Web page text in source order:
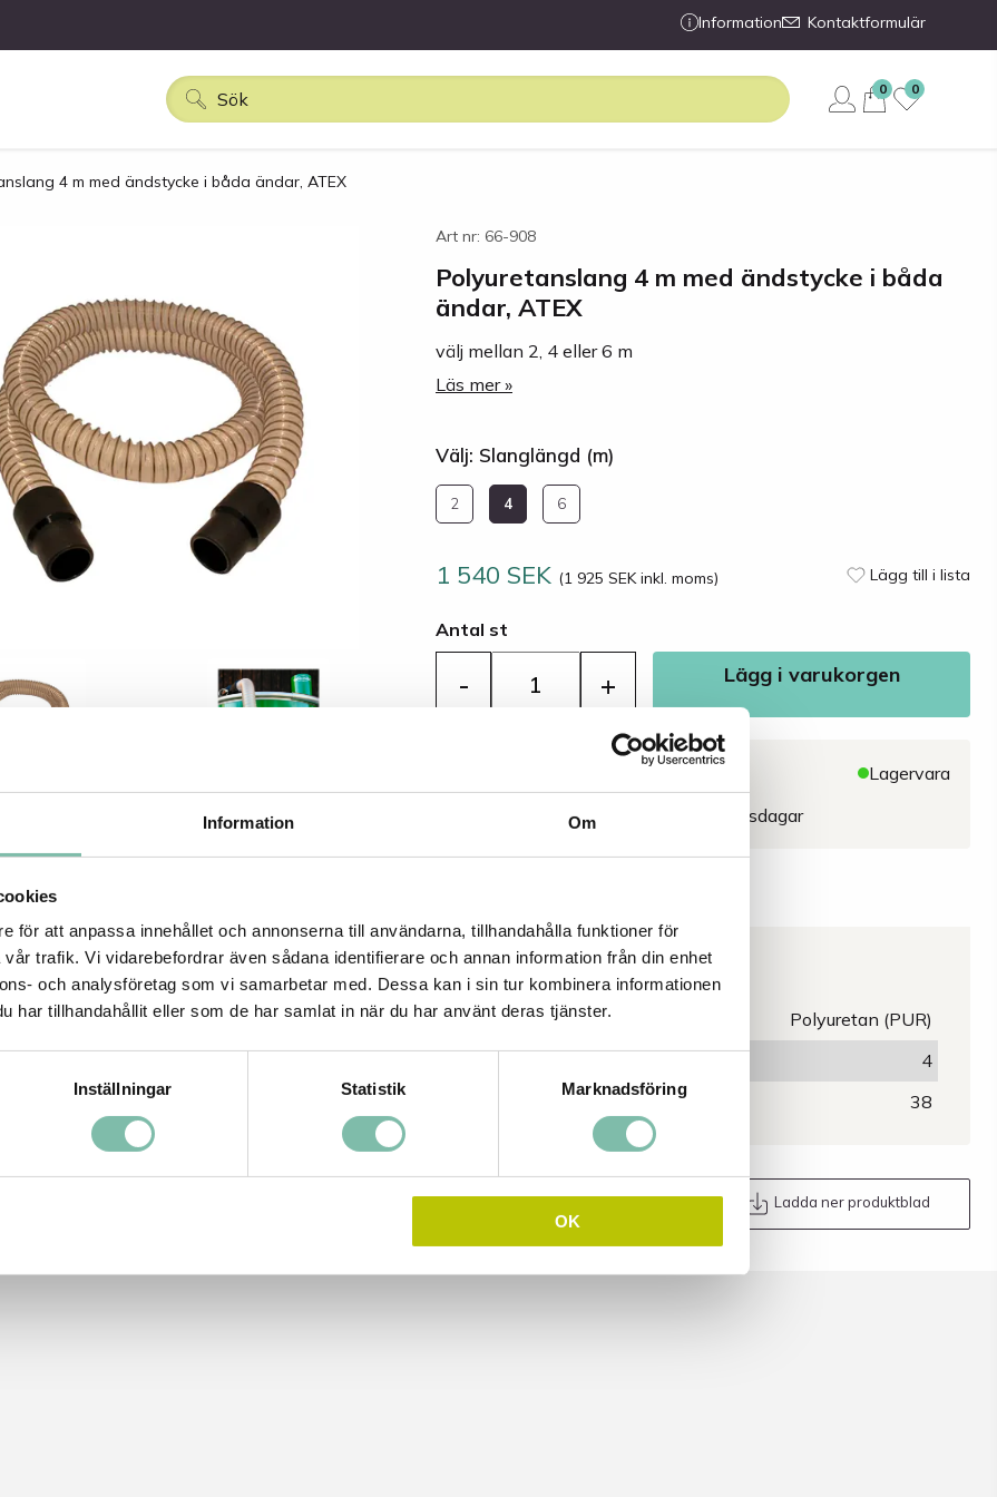
Information Om
för att anpassa innehållet och annonserna till användarna, tillhandahålla funktioner för
trafik. Vi vidarebefordrar även sådana identifierare och annan information från din enhet
och analysföretag som vi samarbetar med. Dessa kan i sin tur kombinera informationen
har tillhandahållit eller som de har samlat in när du har använt deras tjänster.
Inställningar Statistik Marknadsföring
OK
Information Kontaktformulär
0 0
4 m med ändstycke i båda ändar, ATEX
Art nr: 66-908
Polyuretanslang 4 m med ändstycke i båda
ändar, ATEX
välj mellan 2, 4 eller 6 m
Läs mer »
Välj: Slanglängd (m)
2 4 6
1 540 SEK (1 925 SEK inkl. moms) Lägg till i lista
Antal st
- + Lägg i varukorgen
Lagervara
Beräknad leveranstid 2-4 arbetsdagar
Ø38 mm med ändstycke i båda ändar, ATEX. Tillbehör till
Egenskaper
Slangmaterial
Polyuretan (PUR)
4
Slangdiameter (mm)
38
Maila oss Ladda ner produktblad